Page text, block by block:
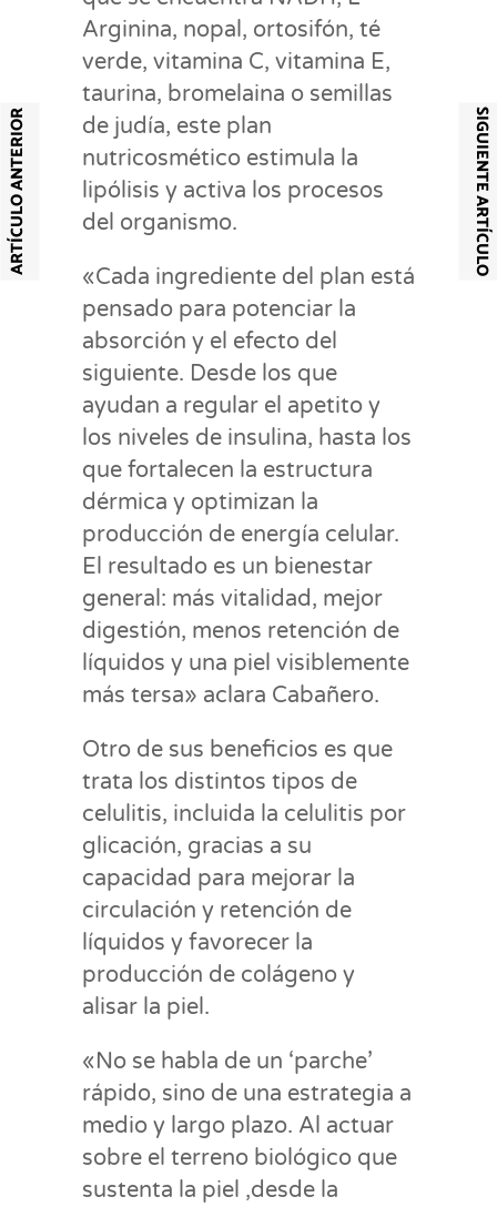
Arginina, nopal, ortosifón, té
verde, vitamina C, vitamina E,
taurina, bromelaina o semillas
de judía, este plan
nutricosmético estimula la
lipólisis y activa los procesos
del organismo.
«Cada ingrediente del plan está
pensado para potenciar la
absorción y el efecto del
siguiente. Desde los que
ayudan a regular el apetito y
los niveles de insulina, hasta los
que fortalecen la estructura
dérmica y optimizan la
producción de energía celular.
El resultado es un bienestar
general: más vitalidad, mejor
digestión, menos retención de
líquidos y una piel visiblemente
más tersa» aclara Cabañero.
Otro de sus beneficios es que
trata los distintos tipos de
celulitis, incluida la celulitis por
glicación, gracias a su
capacidad para mejorar la
circulación y retención de
líquidos y favorecer la
producción de colágeno y
alisar la piel.
«No se habla de un ‘parche’
rápido, sino de una estrategia a
medio y largo plazo. Al actuar
sobre el terreno biológico que
sustenta la piel ,desde la
ARTÍCULO ANTERIOR SIGUIENTE ARTÍCULO